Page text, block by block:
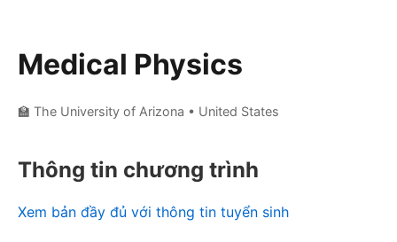
Medical Physics
🏫 The University of Arizona • United States
Thông tin chương trình
Xem bản đầy đủ với thông tin tuyển sinh